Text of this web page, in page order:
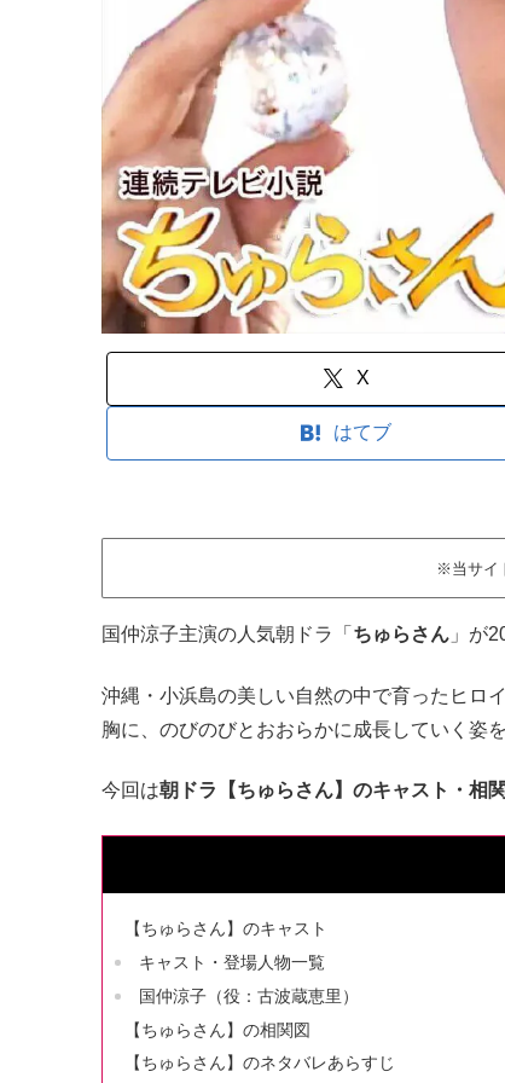
X
はてブ
※当サイ
国仲涼子主演の人気朝ドラ「 ちゅらさん 」が
沖縄・小浜島の美しい自然の中で育ったヒロ
胸に、のびのびとおおらかに成長していく姿
今回は朝ドラ【ちゅらさん】のキャスト・相
【ちゅらさん】のキャスト
キャスト・登場人物一覧
国仲涼子（役：古波蔵恵里）
【ちゅらさん】の相関図
【ちゅらさん】のネタバレあらすじ